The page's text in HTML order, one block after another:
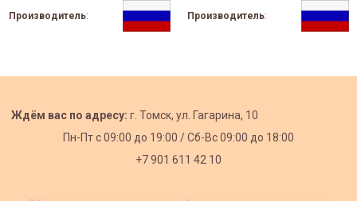
Производитель: Производитель:
Ждём вас по адресу: г. Томск, ул. Гагарина, 10
Пн-Пт с09:00 до 19:00 /Сб-Вс 09:00 до 18:00
+7 901 611 42 10